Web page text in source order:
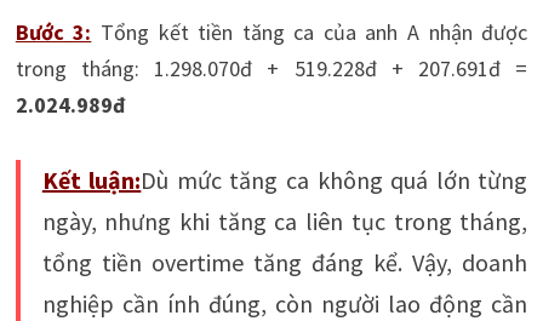
Bước 3: Tổng kết tiền tăng ca của anh A nhận được
trong tháng: 1.298.070đ + 519.228đ + 207.691đ =
2.024.989đ
Kết luận:Dù mức tăng ca không quá lớn từng
ngày, nhưng khi tăng ca liên tục trong tháng,
tổng tiền overtime tăng đáng kể. Vậy, doanh
nghiệp cần ính đúng, còn người lao động cần